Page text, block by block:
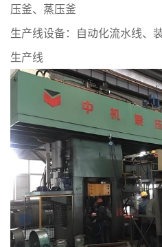
压釜、蒸压釜
生产线设备‌：自动化流水线、
生产线